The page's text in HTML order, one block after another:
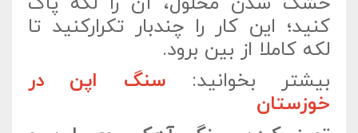
کنید؛ این کار را چندبار تکرارکنید تا
لکه کاملا از بین برود.
بیشتر بخوانید: سنگ اپن در
خوزستان